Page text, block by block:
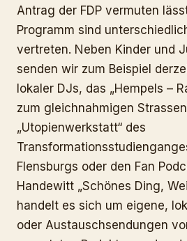
Antrag der FDP vermuten
Programm sind
vertreten. Neben Kinder und
senden wir zum Beispiel
lokaler DJs, das „Hempels –
zum gleichnahmigen
„Utopienwerkstatt“ des
Flensburgs oder den Fan
Handewitt „Schönes Ding,
handelt es sich um eigene,
oder Austauschsendungen